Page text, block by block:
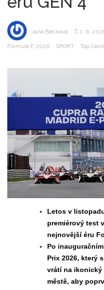
Jana Bečková 2. 6.
Formule E 2026 SPORT Top
Letos v
premiérový test
nejnovější éru
Po
Prix 2026, který
vrátí na ikonický
městě, aby